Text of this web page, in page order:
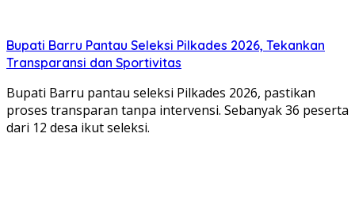
Bupati Barru Pantau Seleksi Pilkades 2026, Tekankan
Transparansi dan Sportivitas
Bupati Barru pantau seleksi Pilkades 2026, pastikan
proses transparan tanpa intervensi. Sebanyak 36 peserta
dari 12 desa ikut seleksi.